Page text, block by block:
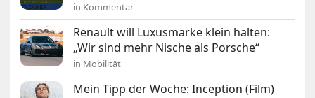
in Kommentar
Renault will Luxusmarke klein halten:
„Wir sind mehr Nische als Porsche“
in Mobilität
Mein Tipp der Woche: Inception (Film)